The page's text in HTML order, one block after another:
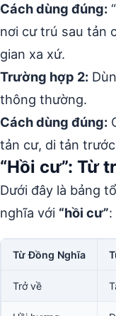
Cách dùng đúng:
nơi cư trú sau tản
gian xa xứ.
Trường hợp 2:
thông thường.
Cách dùng đúng:
tản cư, di tản
“Hồi cư”: Từ
Dưới đây là bảng
nghĩa với “hồi cư”:
Từ Đồng Nghĩa
Trở về